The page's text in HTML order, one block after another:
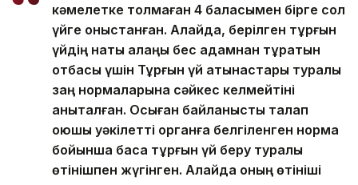
кәмелетке толмаған 4 баласымен бірге сол
үйге қоныстанған. Алайда, берілген тұрғын
үйдің нақты алаңы бес адамнан тұратын
отбасы үшін Тұрғын үй қатынастары туралы
заң нормаларына сәйкес келмейтіні
анықталған. Осыған байланысты талап
қоюшы уәкілетті органға белгіленген норма
бойынша басқа тұрғын үй беру туралы
өтінішпен жүгінген. Алайда оның өтініші